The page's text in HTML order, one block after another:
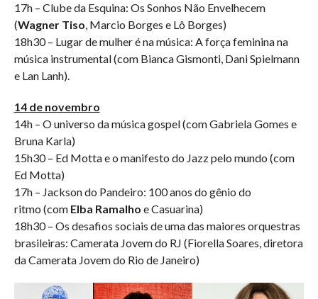
17h – Clube da Esquina: Os Sonhos Não Envelhecem
(Wagner Tiso, Marcio Borges e Lô Borges)
18h30 – Lugar de mulher é na música: A força feminina na
música instrumental(com Bianca Gismonti, Dani Spielmann
e Lan Lanh).
14 de novembro
14h – O universo da música gospel (com Gabriela Gomes e
Bruna Karla)
15h30 – Ed Motta e o manifesto do Jazz pelo mundo (com
Ed Motta)
17h – Jackson do Pandeiro: 100 anos do gênio do
ritmo (com Elba Ramalho e Casuarina)
18h30 – Os desafios sociais de uma das maiores orquestras
brasileiras: Camerata Jovem do RJ (Fiorella Soares, diretora
da Camerata Jovem do Rio de Janeiro)